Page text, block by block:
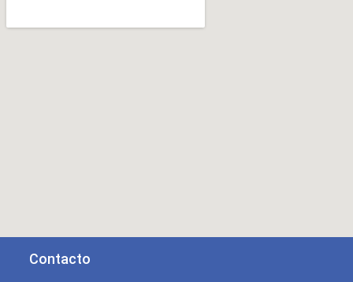
Contacto